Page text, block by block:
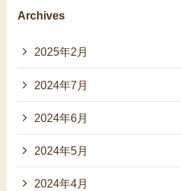
Archives
2025年2月
2024年7月
2024年6月
2024年5月
2024年4月